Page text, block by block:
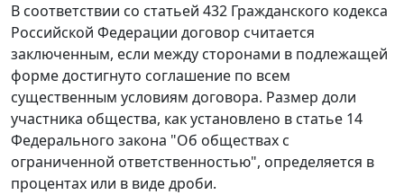
В соответствии со статьей 432 Гражданского кодекса
Российской Федерации договор считается
заключенным, если между сторонами в подлежащей
форме достигнуто соглашение по всем
существенным условиям договора. Размер доли
участника общества, как установлено в статье 14
Федерального закона "Об обществах с
ограниченной ответственностью", определяется в
процентах или в виде дроби.